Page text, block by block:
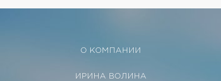
О КОМПАНИИ
ИРИНА ВОЛИНА